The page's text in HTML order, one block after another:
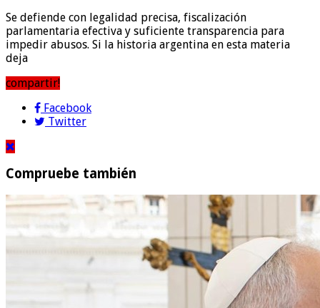
Se defiende con legalidad precisa, fiscalización
parlamentaria efectiva y suficiente transparencia para
impedir abusos. Si la historia argentina en esta materia
deja
compartir!
Facebook
Twitter
Compruebe también